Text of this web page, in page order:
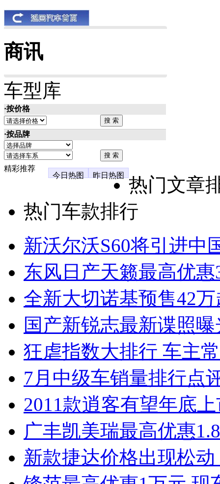
商讯
车型库
·按价格
·按品牌
精彩推荐
今日热图
昨日热图
热门文章
热门车款排行
新沃尔沃S60将引进中
东风日产天籁最高优
全新大切诺基预售42
国产新锐志最新谍照
狂虐指数大排行 车主
7月中级车销量排行点
2011款逍客有望年底
广丰凯美瑞最高优惠
新款捷达价格出现松